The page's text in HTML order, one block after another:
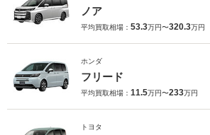
ノア
平均買取相場： 53.3万円〜320.3万円
ホンダ
フリード
平均買取相場： 11.5万円〜233万円
トヨタ